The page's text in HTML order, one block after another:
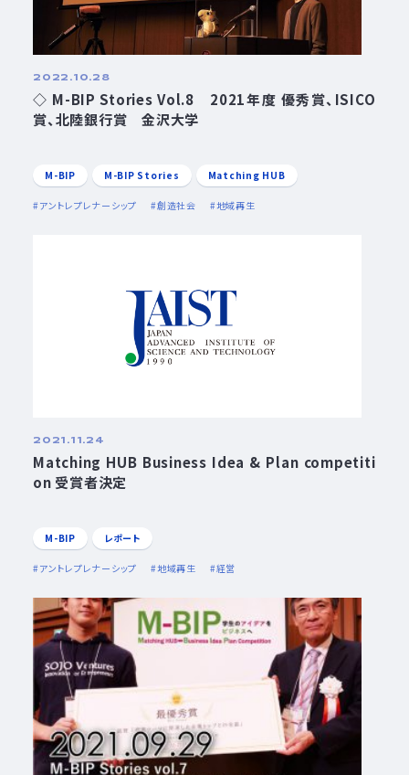
2022.10.28
◇ M-BIP Stories Vol.8 2021年度 優秀賞、ISICO
賞、北陸銀行賞 金沢大学
M-BIP M-BIP Stories Matching HUB
アントレプレナーシップ 創造社会 地域再生
2021.11.24
Matching HUB Business Idea & Plan competiti
on 受賞者決定
M-BIP レポート
アントレプレナーシップ 地域再生 経営